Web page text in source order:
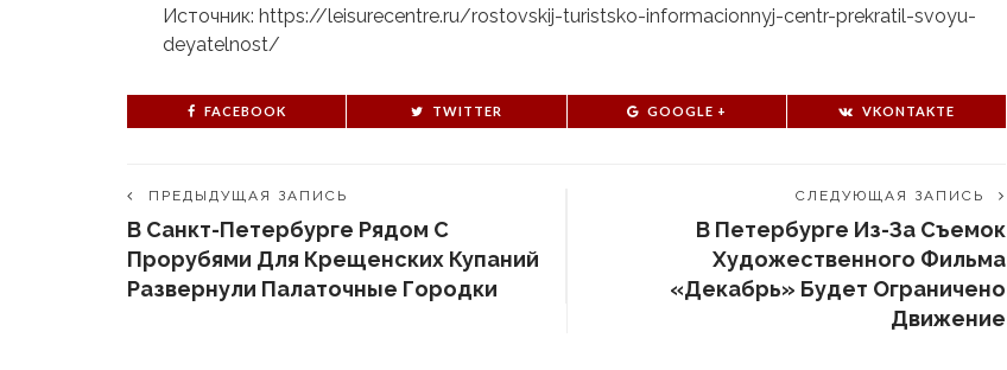
Источник: https://leisurecentre.ru/rostovskij-turistsko-informacionnyj-centr-prekratil-svoyu-
deyatelnost/
FACEBOOK TWITTER GOOGLE + VKONTAKTE
ПРЕДЫДУЩАЯ ЗАПИСЬ
В Санкт-Петербурге Рядом С
Прорубями Для Крещенских Купаний
Развернули Палаточные Городки
СЛЕДУЮЩАЯ ЗАПИСЬ
В Петербурге Из-За Съемок
Художественного Фильма
«Декабрь» Будет Ограничено
Движение